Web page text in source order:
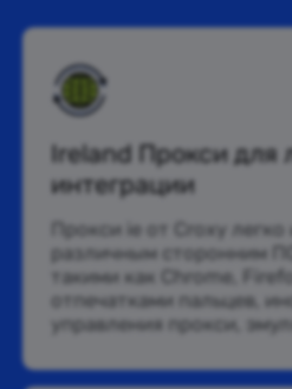
Ireland Прокси для
интеграции
Прокси ie от Croxy
различным сторонним
такими как Chrome,
отпечатками пальцев,
управления прокси,